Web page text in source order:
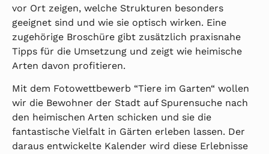
vor Ort zeigen, welche Strukturen besonders
geeignet sind und wie sie optisch wirken. Eine
zugehörige Broschüre gibt zusätzlich praxisnahe
Tipps für die Umsetzung und zeigt wie heimische
Arten davon profitieren.
Mit dem Fotowettbewerb “Tiere im Garten“ wollen
wir die Bewohner der Stadt auf Spurensuche nach
den heimischen Arten schicken und sie die
fantastische Vielfalt in Gärten erleben lassen. Der
daraus entwickelte Kalender wird diese Erlebnisse